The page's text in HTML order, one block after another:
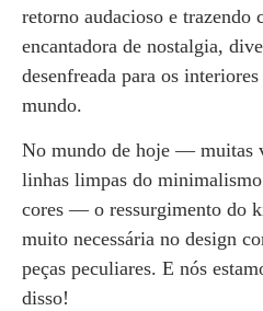
retorno audacioso e trazendo
encantadora de nostalgia,
desenfreada para os
mundo.
No mundo de hoje — muitas
linhas limpas do
cores — o ressurgimento do
muito necessária no design
peças peculiares. E nós
disso!